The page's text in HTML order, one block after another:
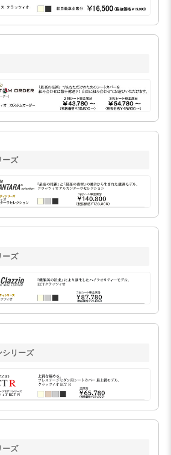
ーズ
ーズ
シリーズ
ーズ